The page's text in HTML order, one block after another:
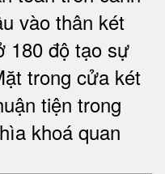
vào thân két
180 độ tạo sự
trong cửa két
tiện trong
khoá quan